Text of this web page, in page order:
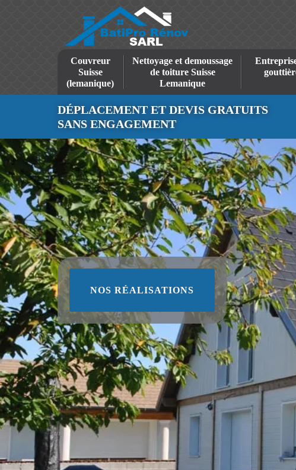
Couvreur
Suisse
(lemanique)
Nettoyage et demoussage
de toiture Suisse
Lemanique
DÉPLACEMENT ET DEVIS GRATUITS
SANS ENGAGEMENT
NOS RÉALISATIONS